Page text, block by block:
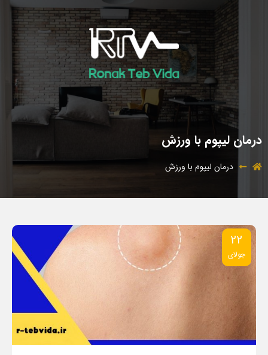
درمان لیپوم با ورزش
درمان لیپوم با ورزش
22
جولای